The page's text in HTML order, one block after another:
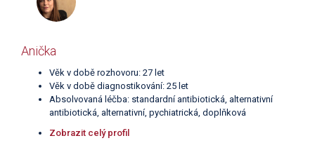
Anička
Věk v době rozhovoru: 27 let
Věk v době diagnostikování: 25 let
Absolvovaná léčba: standardní antibiotická, alternativní
antibiotická, alternativní, pychiatrická, doplňková
Zobrazit celý profil